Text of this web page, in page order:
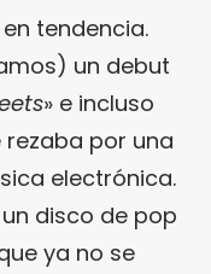
tendencia.
un debut
» e incluso
por una
electrónica.
disco de pop
ya no se